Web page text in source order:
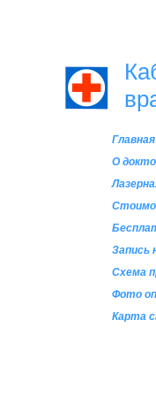
Главная
О
Запись
Схема
Фото
Карта